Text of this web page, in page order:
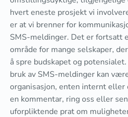
hvert eneste prosjekt vi
er at vi brenner for
SMS-meldinger. Det er fortsatt
område for mange selskaper,
å spre budskapet og
bruk av SMS-meldinger kan
organisasjon, enten internt eller
en kommentar, ring oss eller
uforpliktende prat om